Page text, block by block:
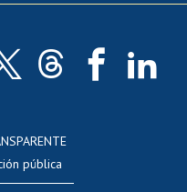
pública